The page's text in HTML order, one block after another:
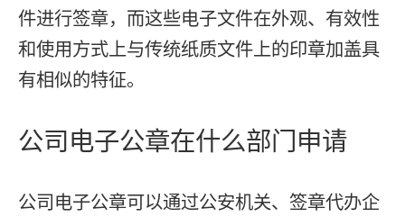
件进行签章，而这些电子文件在外观、有效性
和使用方式上与传统纸质文件上的印章加盖具
有相似的特征。
公司电子公章在什么部门申请
公司电子公章可以通过公安机关、签章代办企